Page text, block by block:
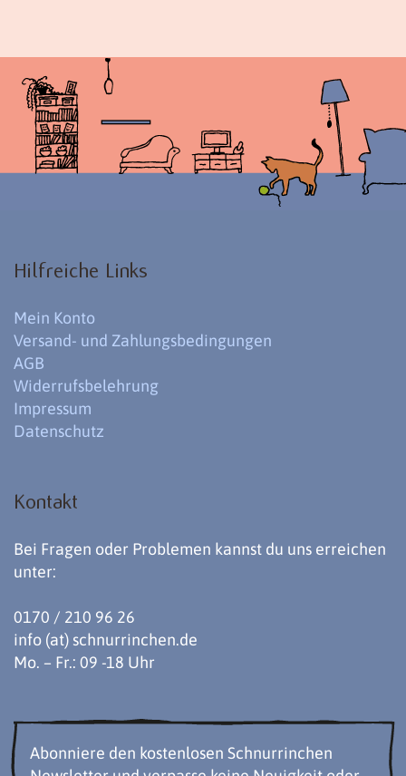
Hilfreiche Links
Mein Konto
Versand- und Zahlungsbedingungen
AGB
Widerrufsbelehrung
Impressum
Datenschutz
Kontakt
Bei Fragen oder Problemen kannst du uns erreichen
unter:
0170 / 210 96 26
info (at) schnurrinchen.de
Mo. – Fr.: 09 -18 Uhr
Abonniere den kostenlosen Schnurrinchen